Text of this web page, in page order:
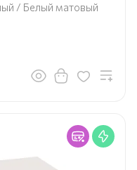
/ Белый матовый